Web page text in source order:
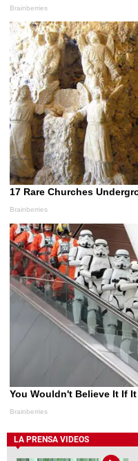
LA PRENSA VIDEOS